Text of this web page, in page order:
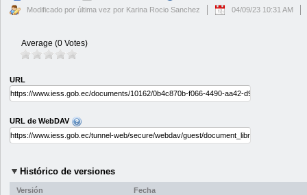
Modificado por última vez por Karina Rocio Sanchez
04/09/23 10:31 AM
Average (0 Votes)
URL
URL de WebDAV
Histórico de versiones
Versión Fecha